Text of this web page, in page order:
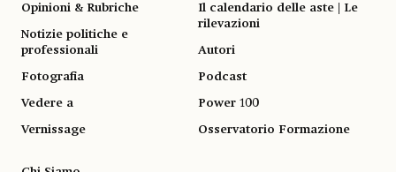
Opinioni & Rubriche
Notizie politiche e
professionali
Fotografia
Vedere a
Vernissage
Il calendario delle aste | Le
rilevazioni
Autori
Podcast
Power 100
Osservatorio Formazione